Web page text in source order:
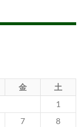
金
土
1
7
8